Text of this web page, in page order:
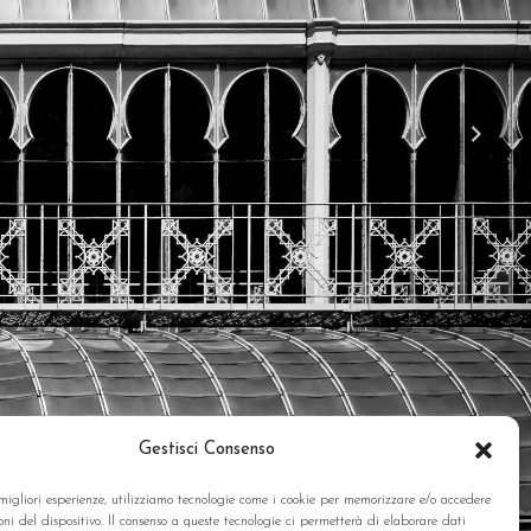
Gestisci Consenso
esperienze, utilizziamo tecnologie come i cookie per memorizzare e/o accedere
del dispositivo. Il consenso a queste tecnologie ci permetterà di elaborare dati